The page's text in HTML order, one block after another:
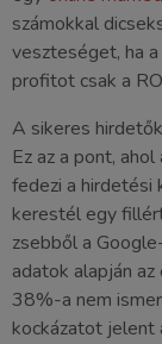
számokkal
veszteséget, ha
profitot csak a
A sikeres
Ez az a pont,
fedezi a hirdetési
kerestél egy
zsebből a
adatok alapján
38%-a nem
kockázatot jelent